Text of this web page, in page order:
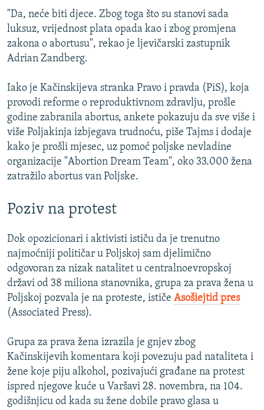
"Da, neće biti djece. Zbog toga što su stanovi sada
luksuz, vrijednost plata opada kao i zbog promjena
zakona o abortusu", rekao je ljevičarski zastupnik
Adrian Zandberg.
Iako je Kačinskijeva stranka Pravo i pravda (PiS), koja
provodi reforme o reproduktivnom zdravlju, prošle
godine zabranila abortus, ankete pokazuju da sve više i
više Poljakinja izbjegava trudnoću, piše Tajms i dodaje
kako je prošli mjesec, uz pomoć poljske nevladine
organizacije "Abortion Dream Team", oko 33.000 žena
zatražilo abortus van Poljske.
Poziv na protest
Dok opozicionari i aktivisti ističu da je trenutno
najmoćniji političar u Poljskoj sam djelimično
odgovoran za nizak natalitet u centralnoevropskoj
državi od 38 miliona stanovnika, grupa za prava žena u
Poljskoj pozvala je na proteste, ističe Asošiejtid pres
(Associated Press).
Grupa za prava žena izrazila je gnjev zbog
Kačinskijevih komentara koji povezuju pad nataliteta i
žene koje piju alkohol, pozivajući građane na protest
ispred njegove kuće u Varšavi 28. novembra, na 104.
godišnjicu od kada su žene dobile pravo glasa u